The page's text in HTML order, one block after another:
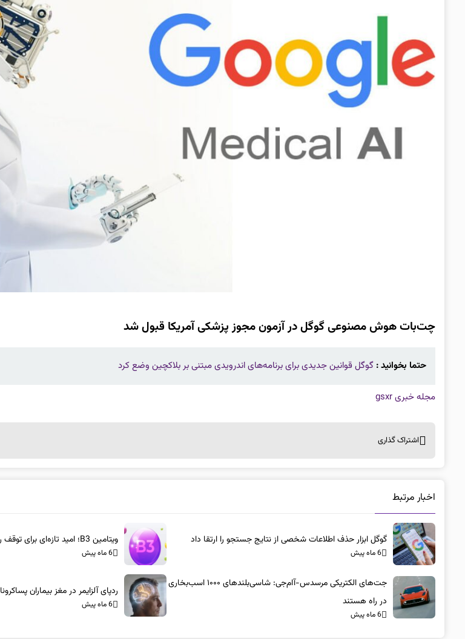
چت‌بات هوش مصنوعی گوگل در آزمون مجوز پزشکی آمریکا قبول شد
حتما بخوانید : گوگل قوانین جدیدی برای برنامه‌های اندرویدی مبتنی بر بلاکچین وضع کرد
مجله خبری gsxr
اشتراک گذاری
اخبار مرتبط
گوگل ابزار حذف اطلاعات شخصی از نتایج جستجو را ارتقا داد
6 ماه پیش
ویتامین B3؛ امید تازه‌ای برای توقف رشد تومورهای مغزی خطرناک
6 ماه پیش
جت‌های الکتریکی مرسدس-آام‌جی: شاسی‌بلندهای ۱۰۰۰ اسب‌بخاری
در راه هستند
6 ماه پیش
ردپای آلزایمر در مغز بیماران پساکرونا
6 ماه پیش